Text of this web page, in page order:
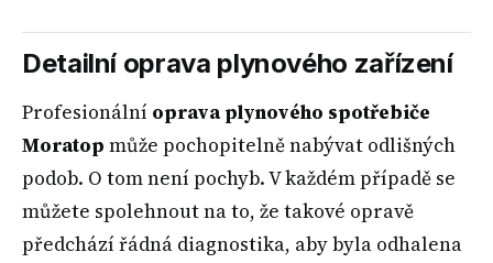
Detailní oprava plynového zařízení
Profesionální oprava plynového spotřebiče
Moratop může pochopitelně nabývat odlišných
podob. O tom není pochyb. V každém případě se
můžete spolehnout na to, že takové opravě
předchází řádná diagnostika, aby byla odhalena